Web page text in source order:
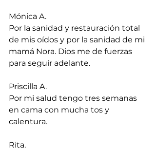
Mónica A.
Por la sanidad y restauración total
de mis oídos y por la sanidad de mi
mamá Nora. Dios me de fuerzas
para seguir adelante.
Priscilla A.
Por mi salud tengo tres semanas
en cama con mucha tos y
calentura.
Rita.